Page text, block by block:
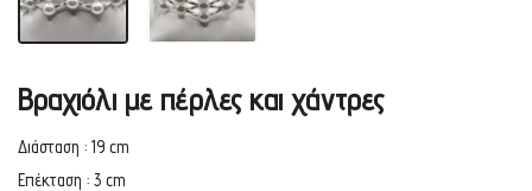
Βραχιόλι με πέρλες και χάντρες
Διάσταση : 19 cm
Επέκταση : 3 cm